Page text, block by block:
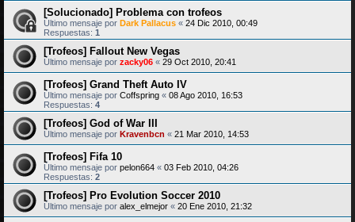
[Solucionado] Problema con trofeos
Último mensaje por Dark Pallacus « 24 Dic 2010, 00:49
Respuestas: 1
[Trofeos] Fallout New Vegas
Último mensaje por zacky06 « 29 Oct 2010, 20:41
[Trofeos] Grand Theft Auto IV
Último mensaje por Coffspring « 08 Ago 2010, 16:53
Respuestas: 4
[Trofeos] God of War III
Último mensaje por Kravenbcn « 21 Mar 2010, 14:53
[Trofeos] Fifa 10
Último mensaje por pelon664 « 03 Feb 2010, 04:26
Respuestas: 2
[Trofeos] Pro Evolution Soccer 2010
Último mensaje por alex_elmejor « 20 Ene 2010, 21:32